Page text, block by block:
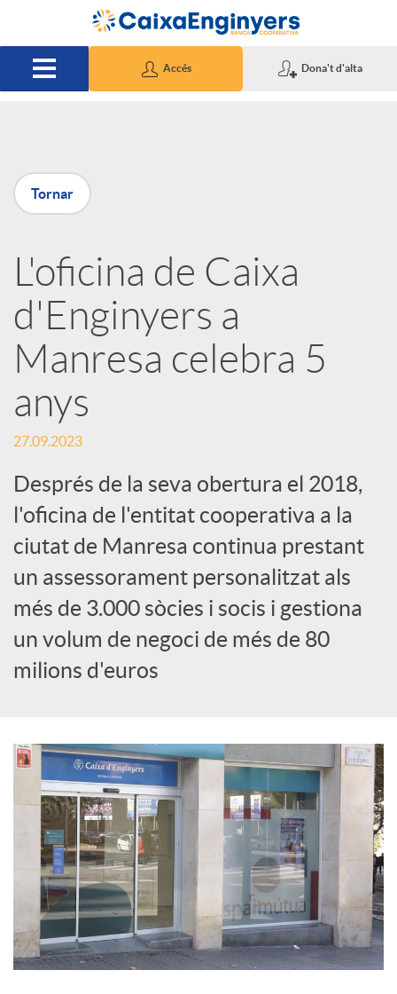
Salta al contingut principal
Accés Dona't d'alta
P
u
b
l
i
c
a
d
o
r
d
o
n
Tornar
L'oficina de Caixa
d'Enginyers a
Manresa celebra 5
anys
27.09.2023
Després de la seva obertura el 2018,
l'oficina de l'entitat cooperativa a la
ciutat de Manresa continua prestant
un assessorament personalitzat als
més de 3.000 sòcies i socis i gestiona
un volum de negoci de més de 80
milions d'euros